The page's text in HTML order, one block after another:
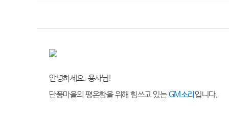
안녕하세요. 용사님!
단풍마을의 평온함을 위해 힘쓰고 있는GM소리입니다.